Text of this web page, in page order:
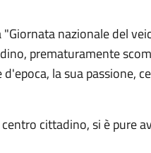
nazionale del
prematuramente
la sua passione,
cittadino, si è pure